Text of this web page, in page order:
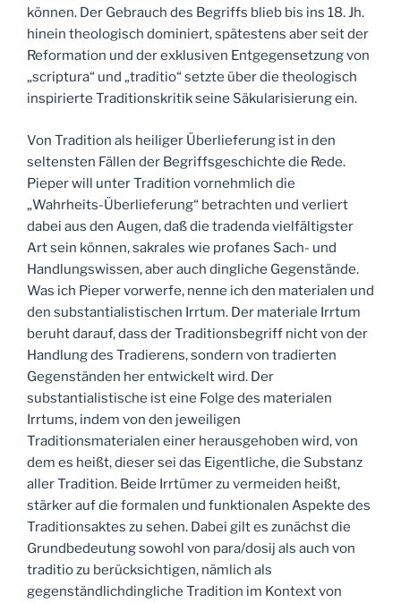
können. Der Gebrauch des Begriffs blieb bis ins 18. Jh.
hinein theologisch dominiert, spätestens aber seit der
Reformation und der exklusiven Entgegensetzung von
„scriptura“ und „traditio“ setzte über die theologisch
inspirierte Traditionskritik seine Säkularisierung ein.
Von Tradition als heiliger Überlieferung ist in den
seltensten Fällen der Begriffsgeschichte die Rede.
Pieper will unter Tradition vornehmlich die
„Wahrheits-Überlieferung“ betrachten und verliert
dabei aus den Augen, daß die tradenda vielfältigster
Art sein können, sakrales wie profanes Sach- und
Handlungswissen, aber auch dingliche Gegenstände.
Was ich Pieper vorwerfe, nenne ich den materialen und
den substantialistischen Irrtum. Der materiale Irrtum
beruht darauf, dass der Traditionsbegriff nicht von der
Handlung des Tradierens, sondern von tradierten
Gegenständen her entwickelt wird. Der
substantialistische ist eine Folge des materialen
Irrtums, indem von den jeweiligen
Traditionsmaterialen einer herausgehoben wird, von
dem es heißt, dieser sei das Eigentliche, die Substanz
aller Tradition. Beide Irrtümer zu vermeiden heißt,
stärker auf die formalen und funktionalen Aspekte des
Traditionsaktes zu sehen. Dabei gilt es zunächst die
Grundbedeutung sowohl von para/dosij als auch von
traditio zu berücksichtigen, nämlich als
gegenständlichdingliche Tradition im Kontext von